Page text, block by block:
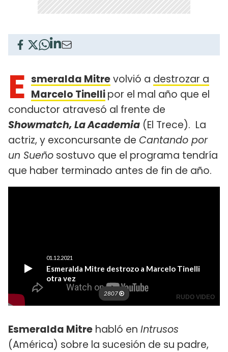
E smeralda Mitrevolvió a destrozar a
Marcelo Tinellipor el mal año que el
conductor atravesó al frente de
Showmatch, La Academia (El Trece). La
actriz, y exconcursante de Cantando por
un Sueño sostuvo que el programa tendría
que haber terminado antes de fin de año.
Esmeralda Mitre habló en Intrusos
(América) sobre la sucesión de su padre,